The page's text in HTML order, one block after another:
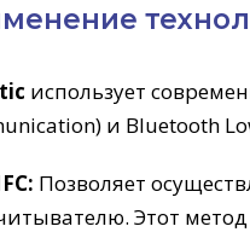
использует
и Bluetooth
: Позволяет
Этот